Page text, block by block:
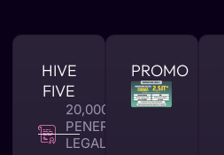
HIVE
FIVE
20,000 +
PENERBITAN
LEGALITAS
PROMO